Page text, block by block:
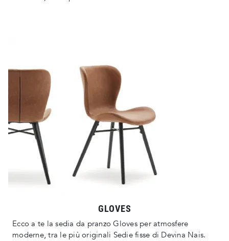
GLOVES
Ecco a te la sedia da pranzo Gloves per atmosfere
moderne, tra le più originali Sedie fisse di Devina Nais.